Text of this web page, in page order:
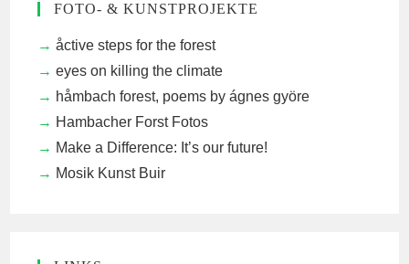
FOTO- & KUNSTPROJEKTE
åctive steps for the forest
eyes on killing the climate
håmbach forest, poems by ágnes györe
Hambacher Forst Fotos
Make a Difference: It’s our future!
Mosik Kunst Buir